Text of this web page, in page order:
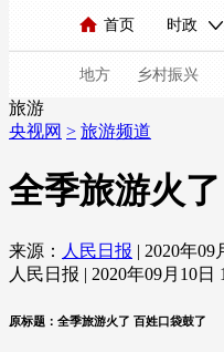
首页 时政
人民领袖习近平
直播 栏
海外频道 iPanda
地方 乡村振兴
新闻 国内
旅游
央视网 > 旅游频道
全季旅游火
来源： 人民日报 | 2020年09
人民日报 | 2020年09月10日
原标题：全季旅游火了 百姓口袋鼓了